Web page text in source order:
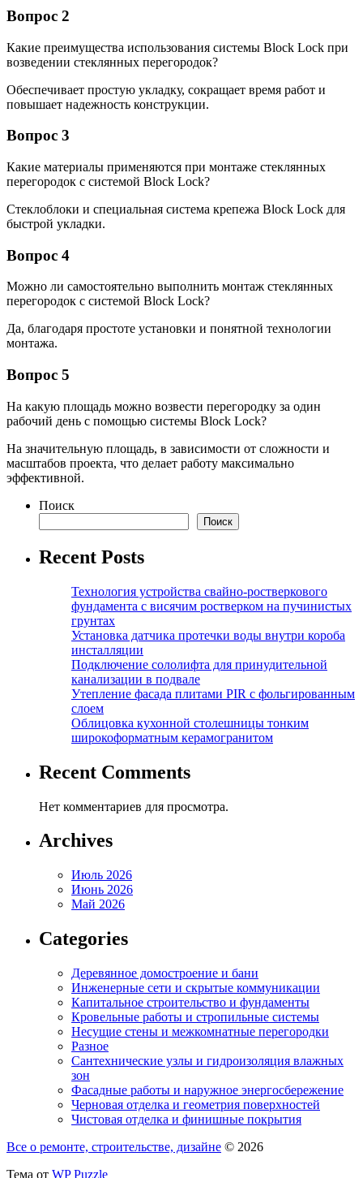
Вопрос 2
Какие преимущества использования системы Block Lock при
возведении стеклянных перегородок?
Обеспечивает простую укладку, сокращает время работ и
повышает надежность конструкции.
Вопрос 3
Какие материалы применяются при монтаже стеклянных
перегородок с системой Block Lock?
Стеклоблоки и специальная система крепежа Block Lock для
быстрой укладки.
Вопрос 4
Можно ли самостоятельно выполнить монтаж стеклянных
перегородок с системой Block Lock?
Да, благодаря простоте установки и понятной технологии
монтажа.
Вопрос 5
На какую площадь можно возвести перегородку за один
рабочий день с помощью системы Block Lock?
На значительную площадь, в зависимости от сложности и
масштабов проекта, что делает работу максимально
эффективной.
Поиск
Поиск
Recent Posts
Технология устройства свайно-ростверкового
фундамента с висячим ростверком на пучинистых
грунтах
Установка датчика протечки воды внутри короба
инсталляции
Подключение сололифта для принудительной
канализации в подвале
Утепление фасада плитами PIR с фольгированным
слоем
Облицовка кухонной столешницы тонким
широкоформатным керамогранитом
Recent Comments
Нет комментариев для просмотра.
Archives
Июль 2026
Июнь 2026
Май 2026
Categories
Деревянное домостроение и бани
Инженерные сети и скрытые коммуникации
Капитальное строительство и фундаменты
Кровельные работы и стропильные системы
Несущие стены и межкомнатные перегородки
Разное
Сантехнические узлы и гидроизоляция влажных
зон
Фасадные работы и наружное энергосбережение
Черновая отделка и геометрия поверхностей
Чистовая отделка и финишные покрытия
Все о ремонте, строительстве, дизайне © 2026
Тема от WP Puzzle